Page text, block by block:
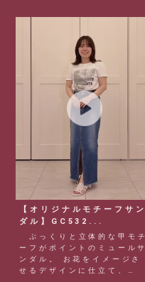
【オリジナルモチーフサン
ダル】GC532...
ぷっくりと立体的な甲モチ
ーフがポイントのミュールサ
ンダル。 お花をイメージさ
せるデザインに仕立て、